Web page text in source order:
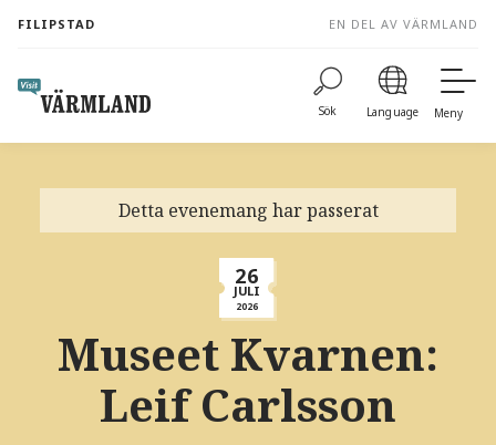
content
FILIPSTAD EN DEL AV VÄRMLAND
Sök Language Meny
Detta evenemang har passerat
26
JULI
2026
Museet Kvarnen:
Leif Carlsson